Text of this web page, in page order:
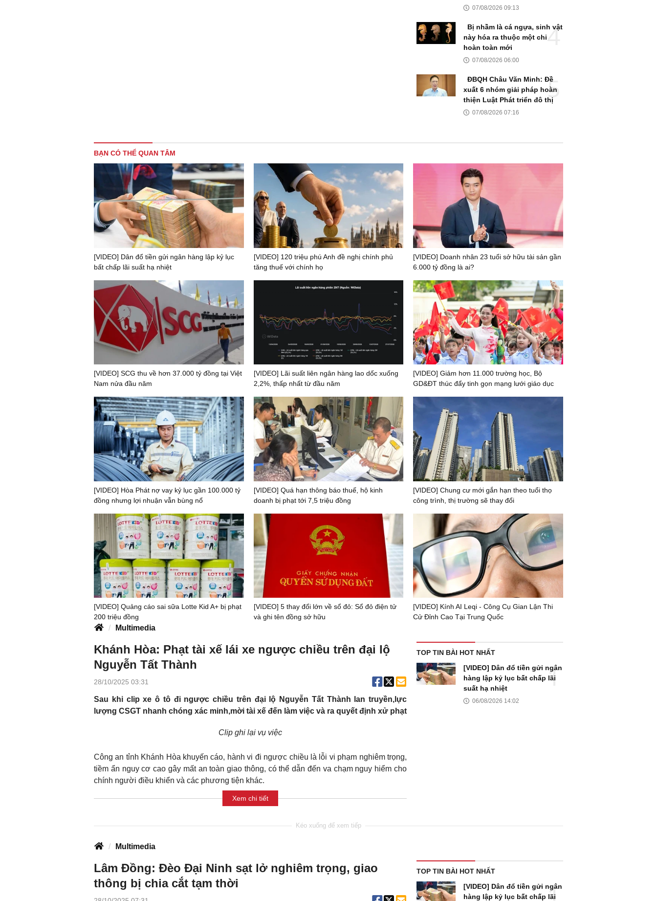
07/08/2026 09:13
Bị nhầm là cá ngựa, sinh vật
này hóa ra thuộc một chi
hoàn toàn mới
07/08/2026 06:00
ĐBQH Châu Văn Minh: Đề
xuất 6 nhóm giải pháp hoàn
thiện Luật Phát triển đô thị
07/08/2026 07:16
BẠN CÓ THỂ QUAN TÂM
[VIDEO] Dân đổ tiền gửi ngân hàng lập kỷ lục
bất chấp lãi suất hạ nhiệt
[VIDEO] 120 triệu phú Anh đề nghị chính phủ
tăng thuế với chính họ
[VIDEO] Doanh nhân 23 tuổi sở hữu tài sản gần
6.000 tỷ đồng là ai?
[VIDEO] SCG thu về hơn 37.000 tỷ đồng tại Việt
Nam nửa đầu năm
[VIDEO] Lãi suất liên ngân hàng lao dốc xuống
2,2%, thấp nhất từ đầu năm
[VIDEO] Giảm hơn 11.000 trường học, Bộ
GD&ĐT thúc đẩy tinh gọn mạng lưới giáo dục
[VIDEO] Hòa Phát nợ vay kỷ lục gần 100.000 tỷ
đồng nhưng lợi nhuận vẫn bùng nổ
[VIDEO] Quá hạn thông báo thuế, hộ kinh
doanh bị phạt tới 7,5 triệu đồng
[VIDEO] Chung cư mới gắn hạn theo tuổi thọ
công trình, thị trường sẽ thay đổi
[VIDEO] Quảng cáo sai sữa Lotte Kid A+ bị phạt
200 triệu đồng
[VIDEO] 5 thay đổi lớn về sổ đỏ: Sổ đỏ điện tử
và ghi tên đồng sở hữu
[VIDEO] Kính AI Leqi - Công Cụ Gian Lận Thi
Cử Đỉnh Cao Tại Trung Quốc
Multimedia
Khánh Hòa: Phạt tài xế lái xe ngược chiều trên đại lộ
Nguyễn Tất Thành
28/10/2025 03:31
Sau khi clip xe ô tô đi ngược chiều trên đại lộ Nguyễn Tất Thành lan truyền,lực
lượng CSGT nhanh chóng xác minh,mời tài xế đến làm việc và ra quyết định xử phạt
Clip ghi lại vụ việc
Công an tỉnh Khánh Hòa khuyến cáo, hành vi đi ngược chiều là lỗi vi phạm nghiêm trọng,
tiềm ẩn nguy cơ cao gây mất an toàn giao thông, có thể dẫn đến va chạm nguy hiểm cho
chính người điều khiển và các phương tiện khác.
Xem chi tiết
TOP TIN BÀI HOT NHẤT
[VIDEO] Dân đổ tiền gửi ngân
hàng lập kỷ lục bất chấp lãi
suất hạ nhiệt
06/08/2026 14:02
Multimedia
Lâm Đồng: Đèo Đại Ninh sạt lở nghiêm trọng, giao
thông bị chia cắt tạm thời
TOP TIN BÀI HOT NHẤT
[VIDEO] Dân đổ tiền gửi ngân
hàng lập kỷ lục bất chấp lãi